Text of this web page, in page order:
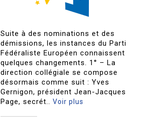
Suite à des nominations et des
démissions, les instances du Parti
Fédéraliste Européen connaissent
quelques changements. 1° – La
direction collégiale se compose
désormais comme suit : Yves
Gernigon, président Jean-Jacques
Page, secrét..Voir plus